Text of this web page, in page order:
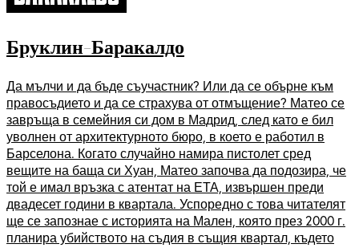
Бруклин-Баракалдо
Да мълчи и да бъде съучастник? Или да се обърне към
правосъдието и да се страхува от отмъщение? Матео се
завръща в семейния си дом в Мадрид, след като е бил
уволнен от архитектурното бюро, в което е работил в
Барселона. Когато случайно намира пистолет сред
вещите на баща си Хуан, Матео започва да подозира, че
той е имал връзка с атентат на ЕТА, извършен преди
двадесет години в квартала. Успоредно с това читателят
ще се запознае с историята на Мален, която през 2000 г.
планира убийството на съдия в същия квартал, където